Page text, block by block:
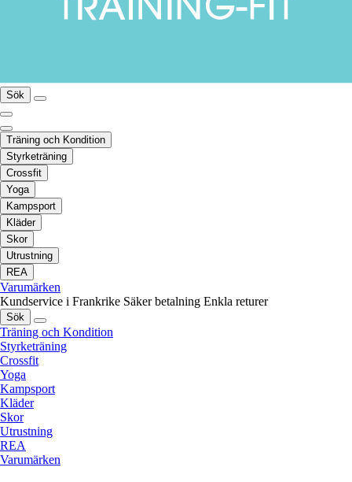
Sök
Träning och Kondition
Styrketräning
Crossfit
Yoga
Kampsport
Kläder
Skor
Utrustning
REA
Varumärken
Kundservice i Frankrike Säker betalning Enkla returer
Sök
Träning och Kondition
Styrketräning
Crossfit
Yoga
Kampsport
Kläder
Skor
Utrustning
REA
Varumärken